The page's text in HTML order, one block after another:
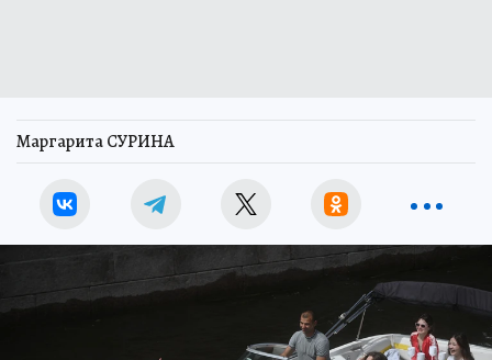
Маргарита СУРИНА